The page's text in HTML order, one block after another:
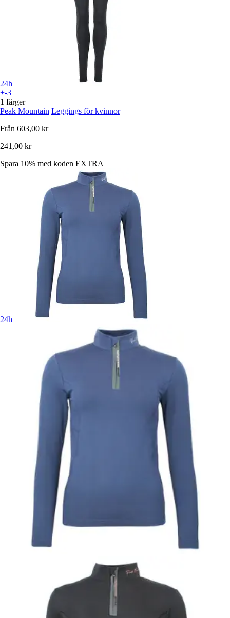
24h
+-3
1 färger
Peak Mountain Leggings för kvinnor
Från 603,00 kr
241,00 kr
Spara 10% med koden EXTRA
24h